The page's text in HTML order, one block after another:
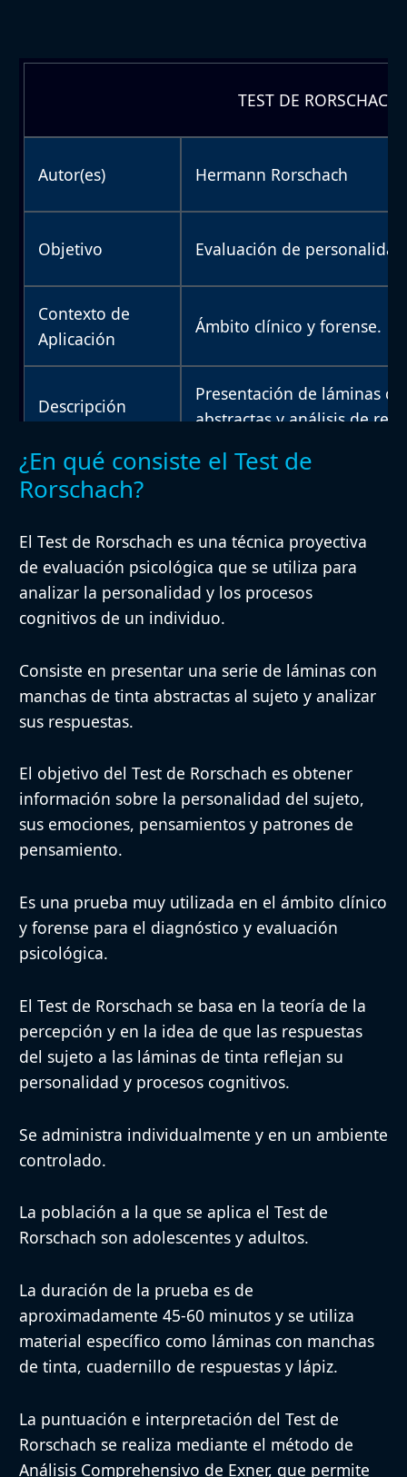
TEST DE RORSCHACH
Autor(es) Hermann Rorschach
Objetivo Evaluación de
Contexto de
Aplicación
Ámbito clínico y forense.
Descripción
Presentación de láminas
abstractas y análisis de
Procedimiento
Administración individual
Población Adolescentes y adultos.
Material
Láminas con manchas de
Puntuación e
Interpretación
Método de Análisis
Fiabilidad y
Normas
Existen normas para
Aplicaciones y
ventajas
Ampliamente utilizada en
psicológica.
formación y experiencia
¿En qué consiste el Test de
Rorschach?
El Test de Rorschach es una técnica proyectiva
de evaluación psicológica que se utiliza para
analizar la personalidad y los procesos
cognitivos de un individuo.
Consiste en presentar una serie de láminas con
manchas de tinta abstractas al sujeto y analizar
sus respuestas.
El objetivo del Test de Rorschach es obtener
información sobre la personalidad del sujeto,
sus emociones, pensamientos y patrones de
pensamiento.
Es una prueba muy utilizada en el ámbito clínico
y forense para el diagnóstico y evaluación
psicológica.
El Test de Rorschach se basa en la teoría de la
percepción y en la idea de que las respuestas
del sujeto a las láminas de tinta reflejan su
personalidad y procesos cognitivos.
Se administra individualmente y en un ambiente
controlado.
La población a la que se aplica el Test de
Rorschach son adolescentes y adultos.
La duración de la prueba es de
aproximadamente 45-60 minutos y se utiliza
material específico como láminas con manchas
de tinta, cuadernillo de respuestas y lápiz.
La puntuación e interpretación del Test de
Rorschach se realiza mediante el método de
Análisis Comprehensivo de Exner, que permite